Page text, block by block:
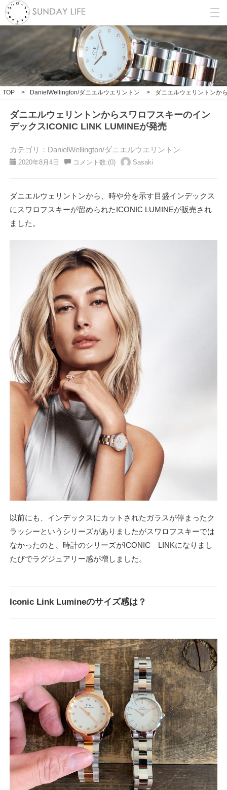
TOP > DanielWellington/ダニエルウエリントン > ダニエルウェリントンか
ダニエルウェリントンからスワロフスキーのイン
デックスICONIC LINK LUMINEが発売
カテゴリ：DanielWellington/ダニエルウエリントン
2020年8月4日 コメント数:(0) Sasaki
ダニエルウェリントンから、時や分を示す目盛インデックス
にスワロフスキーが留められたICONIC LUMINEが販売され
ました。
以前にも、インデックスにカットされたガラスが停まったク
ラッシーというシリーズがありましたがスワロフスキーでは
なかったのと、時計のシリーズがICONIC LINKになりまし
たびでラグジュアリー感が増しました。
Iconic Link Lumineのサイズ感は？